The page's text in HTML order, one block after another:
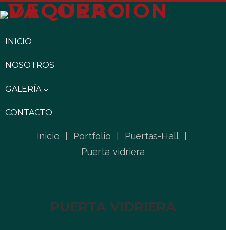
INICIO
NOSOTROS
GALERÍA
CONTACTO
Inicio Portfolio Puertas-Hall
Puerta vidriera
PUERTA VIDRIERA